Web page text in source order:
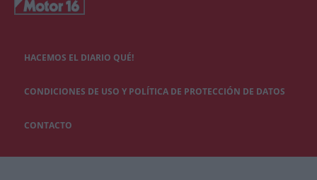
HACEMOS EL DIARIO QUÉ!
CONDICIONES DE USO Y POLÍTICA DE PROTECCIÓN DE DATOS
CONTACTO